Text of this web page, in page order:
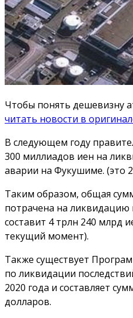
Чтобы понять дешевизну
читать новости в
В следующем году
300 миллиадов иен на
аварии на Фукушиме. (это
Таким образом, общая
потрачена на ликвидацию
составит 4 трлн 240 млрд
текущий момент).
Также существует
по ликвидации
2020 года и составляет
долларов.